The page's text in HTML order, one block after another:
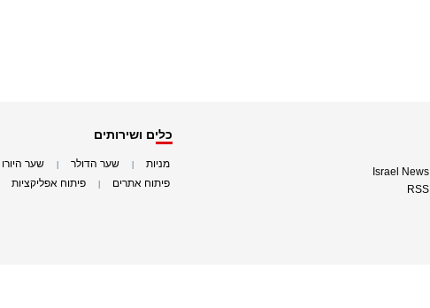
Israel News
RSS
כלים ושירותים
מניות שער הדולר שער היורו
פיתוח אתרים פיתוח אפליקציות